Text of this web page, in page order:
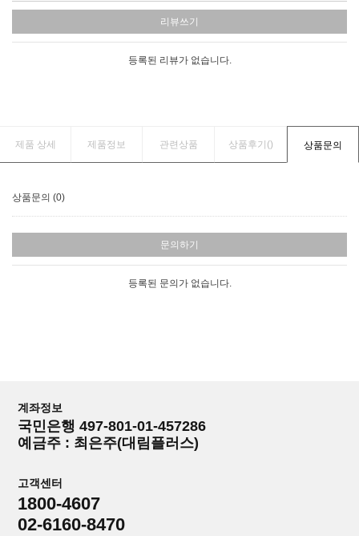
리뷰쓰기
등록된 리뷰가 없습니다.
제품 상세 제품정보 관련상품 상품후기() 상품문의
상품문의 (0)
문의하기
등록된 문의가 없습니다.
계좌정보
국민은행 497-801-01-457286
예금주 : 최은주(대림플러스)
고객센터
1800-4607
02-6160-8470